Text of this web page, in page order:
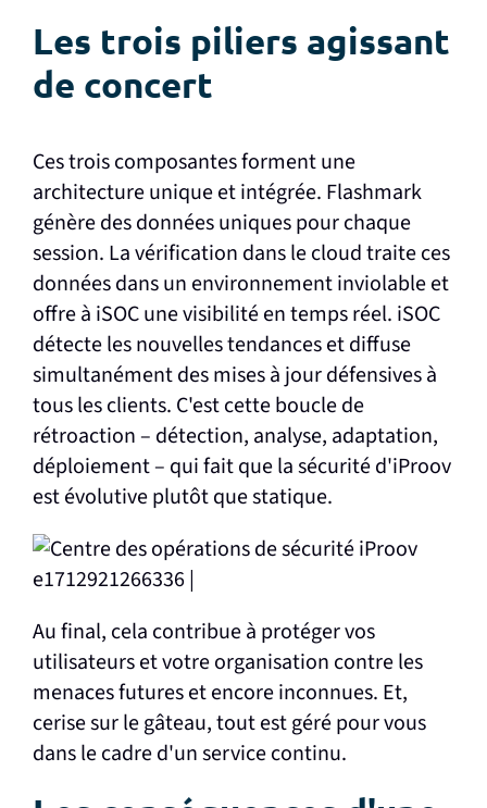
Les trois piliers agissant
de concert
Ces trois composantes forment une
architecture unique et intégrée. Flashmark
génère des données uniques pour chaque
session. La vérification dans le cloud traite ces
données dans un environnement inviolable et
offre à iSOC une visibilité en temps réel. iSOC
détecte les nouvelles tendances et diffuse
simultanément des mises à jour défensives à
tous les clients. C'est cette boucle de
rétroaction – détection, analyse, adaptation,
déploiement – qui fait que la sécurité d'iProov
est évolutive plutôt que statique.
Au final, cela contribue à protéger vos
utilisateurs et votre organisation contre les
menaces futures et encore inconnues. Et,
cerise sur le gâteau, tout est géré pour vous
dans le cadre d'un service continu.